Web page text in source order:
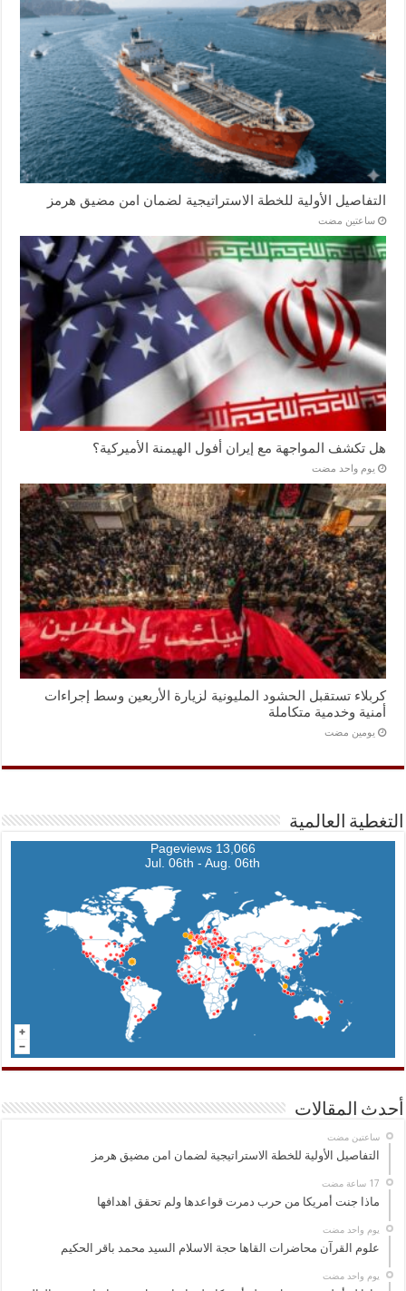
التفاصيل الأولية للخطة الاستراتيجية لضمان امن مضيق هرمز
‏ساعتين مضت
هل تكشف المواجهة مع إيران أفول الهيمنة الأميركية؟
‏يوم واحد مضت
كربلاء تستقبل الحشود المليونية لزيارة الأربعين وسط إجراءات
أمنية وخدمية متكاملة
‏يومين مضت
التغطية العالمية
13,066 Pageviews
Jul. 06th - Aug. 06th
أحدث المقالات
‏ساعتين مضت
التفاصيل الأولية للخطة الاستراتيجية لضمان امن مضيق هرمز
ماذا جنت أمريكا من حرب دمرت قواعدها ولم تحقق اهدافها
‏يوم واحد مضت
علوم القرآن محاضرات القاها حجة الاسلام السيد محمد باقر الحكيم
‏يوم واحد مضت